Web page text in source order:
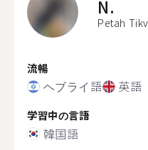
N.
Petah
流暢
ヘブライ語 英語
学習中の言語
韓国語